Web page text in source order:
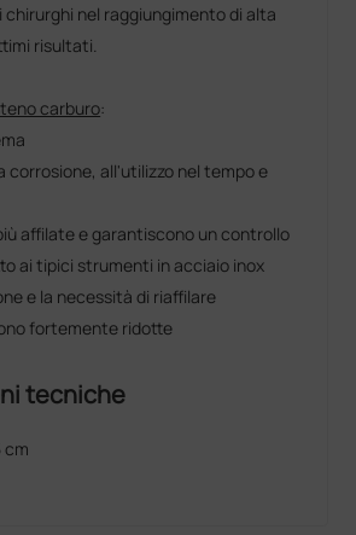
chirurghi nel raggiungimento di alta
risultati.
carburo:
corrosione, all'utilizzo nel tempo e
affilate e garantiscono un controllo
ai tipici strumenti in acciaio inox
e la necessità di riaffilare
fortemente ridotte
tecniche
cm